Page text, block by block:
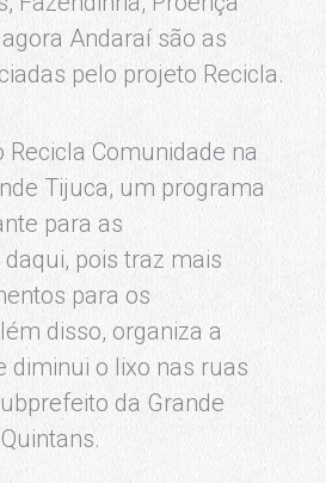
Andaraí são as
pelo projeto Recicla.
Recicla Comunidade na
Tijuca, um programa
para as
pois traz mais
para os
disso, organiza a
diminui o lixo nas ruas
da Grande